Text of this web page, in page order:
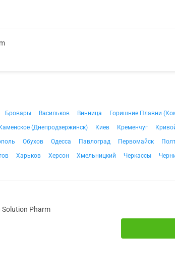
Бровары Васильков Винница Горишние Плавни
Каменское (Днепродзержинск) Киев Кременчуг
Обухов Одесса Павлоград Первомайск
Харьков Херсон Хмельницкий Черкассы
Solution Pharm